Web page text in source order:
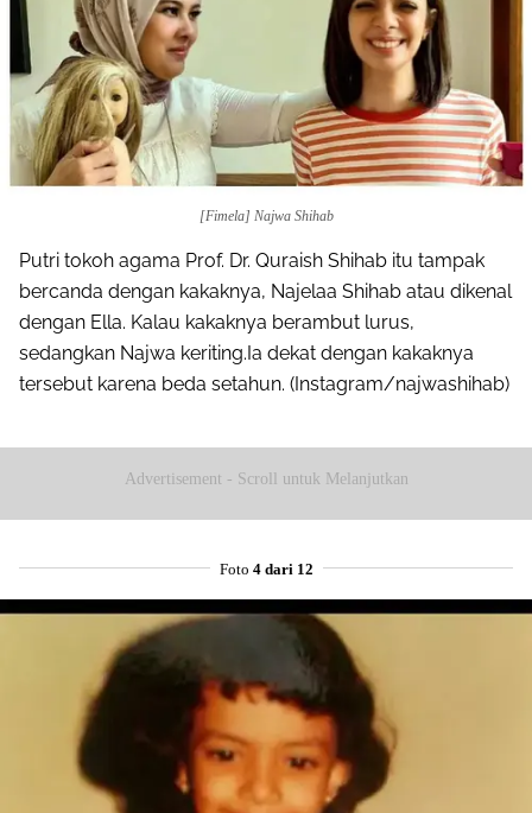
[Fimela] Najwa Shihab
Putri tokoh agama Prof. Dr. Quraish Shihab itu tampak
bercanda dengan kakaknya, Najelaa Shihab atau dikenal
dengan Ella. Kalau kakaknya berambut lurus,
sedangkan Najwa keriting.Ia dekat dengan kakaknya
tersebut karena beda setahun. (Instagram/najwashihab)
Advertisement - Scroll untuk Melanjutkan
Foto 4 dari 12